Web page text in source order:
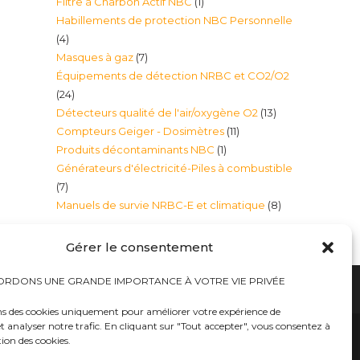
Gérer le consentement
UNE GRANDE IMPORTANCE À VOTRE VIE PRIVÉE
des cookies uniquement pour améliorer votre expérience de
analyser notre trafic. En cliquant sur "Tout accepter", vous consentez à
des cookies.
produit
Habillements de protection NBC Personnelle
44
produits
Masques à gaz 77
produits
Équipements de détection NRBC et CO2/O2
2424
produits
Détecteurs qualité de l'air/oxygène O2 1313
Compteurs Geiger - Dosimètres 1111
Produits décontaminants NBC 11
produit
Générateurs d'électricité-Piles à combustible
77
produits
Manuels de survie NRBC-E et climatique 88
Bureaux tables bunkers NRBC-E
médicales